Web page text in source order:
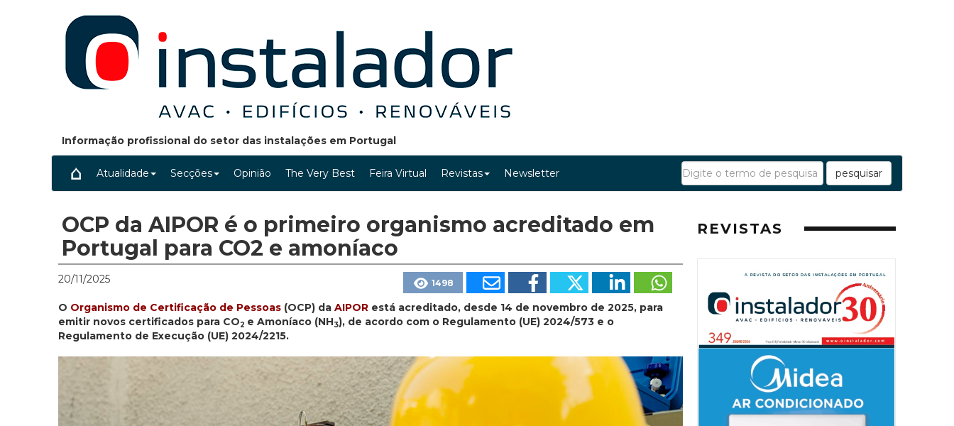
Informação profissional do setor das instalações em Portugal
Atualidade Secções Opinião The Very Best Feira Virtual Revistas Newsletter pesquisar
OCP da AIPOR é o primeiro organismo acreditado em
Portugal para CO2 e amoníaco
20/11/2025 1498
O Organismo de Certificação de Pessoas (OCP) da AIPOR está acreditado, desde 14 de novembro de 2025, para
emitir novos certificados para CO2 e Amoníaco (NH3), de acordo com o Regulamento (UE) 2024/573 e o
Regulamento de Execução (UE) 2024/2215.
REVISTAS